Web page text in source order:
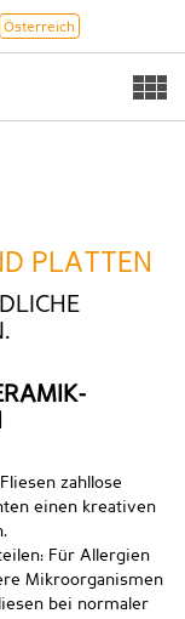
Österreich
PLATTEN
M
zahllose
einen kreativen
Für Allergien
Mikroorganismen
bei normaler